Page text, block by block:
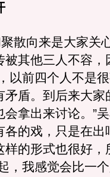
散向来是大家关
其他三人不容，
以前四个人不是
盾。到后来大家
拿出来讨论。”
的戏，只是在出
的形式也很好，
，我感觉会比一